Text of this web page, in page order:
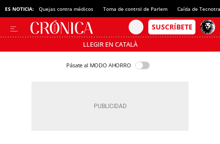
ES NOTICIA: Quejas contra médicos Toma de control de Parlem Caída de
LLEGIR EN CATALÀ
Pásate al MODO AHORRO